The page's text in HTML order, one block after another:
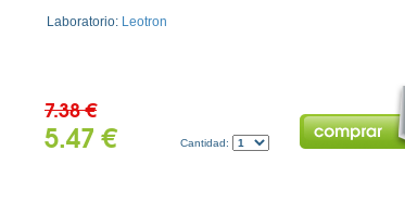
Laboratorio: Leotron
7.38 €
5.47 € Cantidad: